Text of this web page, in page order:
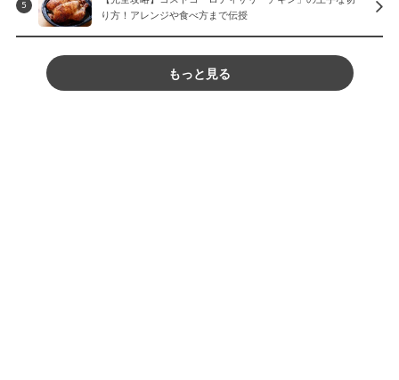
5
り方！アレンジや食べ方まで伝授
もっと見る